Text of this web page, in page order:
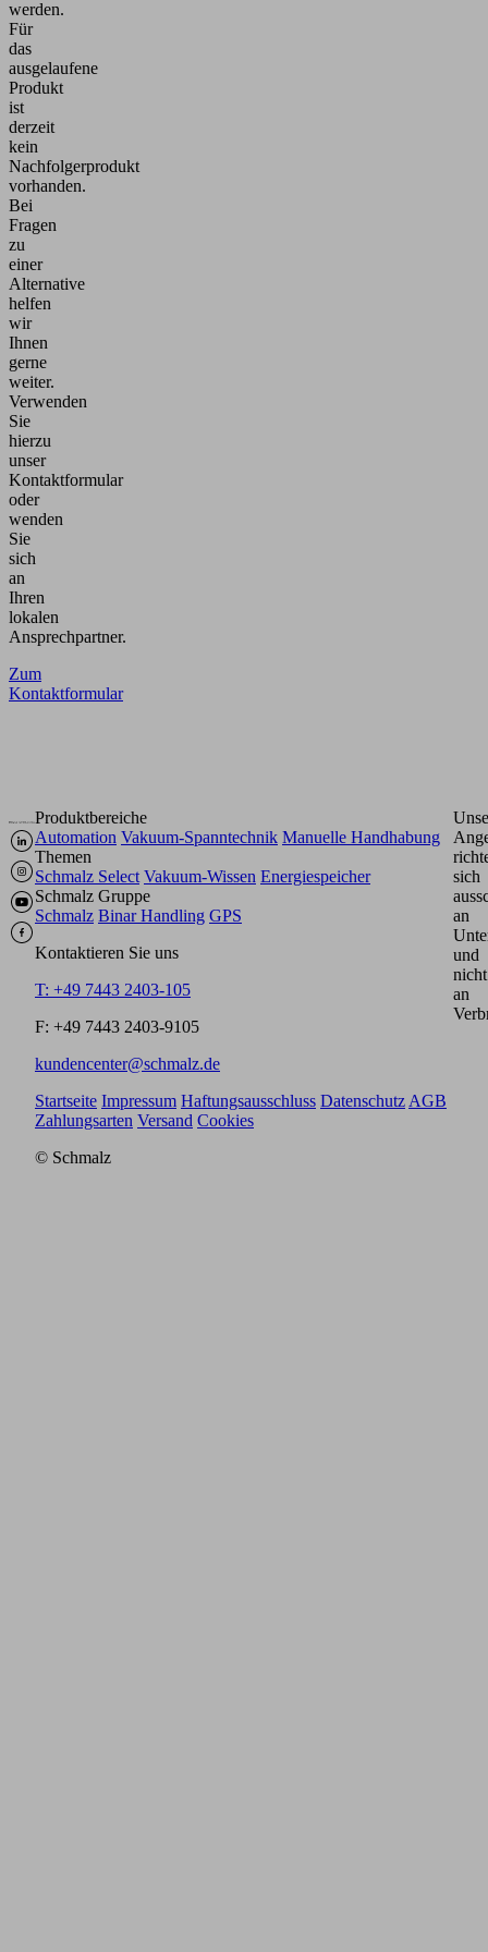
werden.
Für
das
ausgelaufene
Produkt
ist
derzeit
kein
Nachfolgerprodukt
vorhanden.
Bei
Fragen
zu
einer
Alternative
helfen
wir
Ihnen
gerne
weiter.
Verwenden
Sie
hierzu
unser
Kontaktformular
oder
wenden
Sie
sich
an
Ihren
lokalen
Ansprechpartner.
Zum
Kontaktformular
Produktbereiche
Automation Vakuum-Spanntechnik Manuelle Handhabung
Themen
Schmalz Select Vakuum-Wissen Energiespeicher
Schmalz Gruppe
Schmalz Binar Handling GPS
Kontaktieren Sie uns
T: +49 7443 2403-105
F: +49 7443 2403-9105
kundencenter@schmalz.de
sich
an
und
nicht
an
Startseite Impressum Haftungsausschluss Datenschutz AGB
Zahlungsarten Versand Cookies
© Schmalz